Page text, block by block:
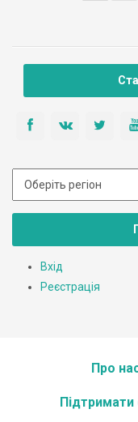
Вхід
Реєстрація
Про
Підтримати